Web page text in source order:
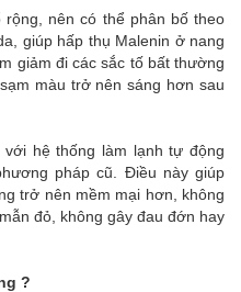
rộng, nên có thể phân bố theo
giúp hấp thụ Malenin ở nang
giảm đi các sắc tố bất thường
màu trở nên sáng hơn sau
hệ thống làm lạnh tự động
pháp cũ. Điều này giúp
trở nên mềm mại hơn, không
đỏ, không gây đau đớn hay
?